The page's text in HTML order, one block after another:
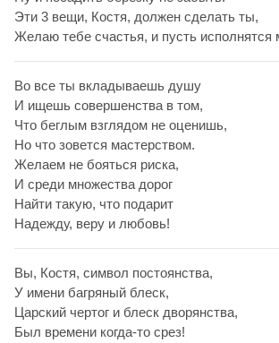
Эти 3 вещи, Костя, должен сделать ты,
Желаю тебе счастья, и пусть исполнятся
Во все ты вкладываешь душу
И ищешь совершенства в том,
Что беглым взглядом не оценишь,
Но что зовется мастерством.
Желаем не бояться риска,
И среди множества дорог
Найти такую, что подарит
Надежду, веру и любовь!
Вы, Костя, символ постоянства,
У имени багряный блеск,
Царский чертог и блеск дворянства,
Был времени когда-то срез!